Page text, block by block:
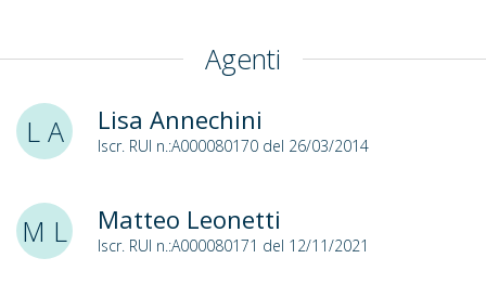
Agenti
L A
Lisa Annechini
Iscr. RUI n.:A000080170 del 26/03/2014
M L Matteo Leonetti
Iscr. RUI n.:A000080171 del 12/11/2021